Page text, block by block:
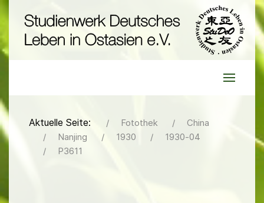
Aktuelle Seite: Fotothek
China
Nanjing
1930
1930-04
P3611